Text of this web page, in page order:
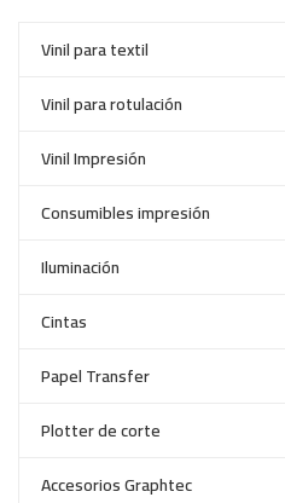
Vinil para textil
Vinil para rotulación
Vinil Impresión
Consumibles impresión
Iluminación
Cintas
Papel Transfer
Plotter de corte
Accesorios Graphtec